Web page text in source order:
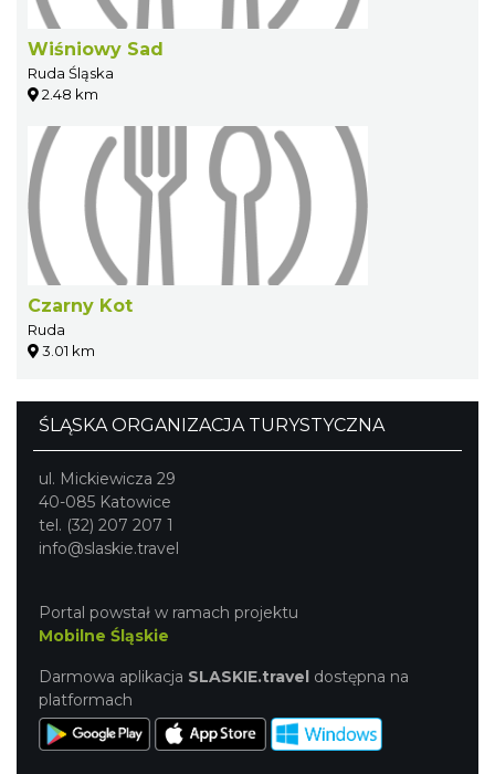
Wiśniowy Sad
Ruda Śląska
2.48 km
Czarny Kot
Ruda
3.01 km
ŚLĄSKA ORGANIZACJA TURYSTYCZNA
ul. Mickiewicza 29
40-085 Katowice
tel. (32) 207 207 1
info@slaskie.travel
Portal powstał w ramach projektu
Mobilne Śląskie
Darmowa aplikacja SLASKIE.travel dostępna na
platformach